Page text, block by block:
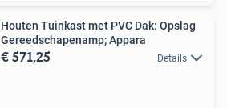
Houten Tuinkast met PVC Dak: Opslag
Gereedschapenamp; Appara
€ 571,25 Details